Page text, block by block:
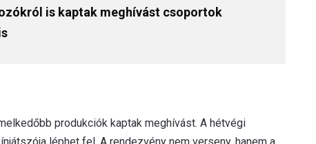
is kaptak meghívást csoportok
produkciók kaptak meghívást. A hétvégi